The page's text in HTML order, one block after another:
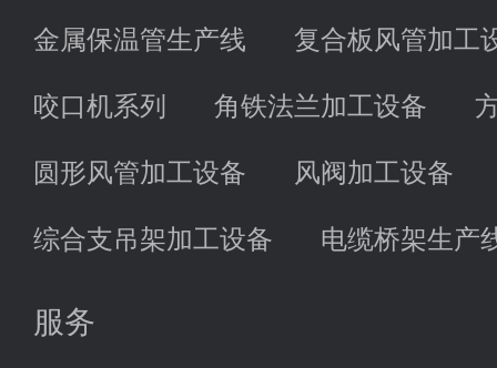
金属保温管生产线 复合板风管加工
咬口机系列 角铁法兰加工设备
圆形风管加工设备 风阀加工设备
综合支吊架加工设备 电缆桥架生产
服务